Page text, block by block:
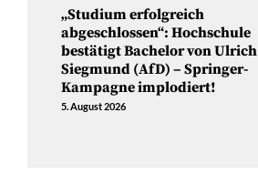
„Studium erfolgreich
abgeschlossen“: Hochschule
bestätigt Bachelor von Ulrich
Siegmund (AfD) – Springer-
Kampagne implodiert!
5. August 2026